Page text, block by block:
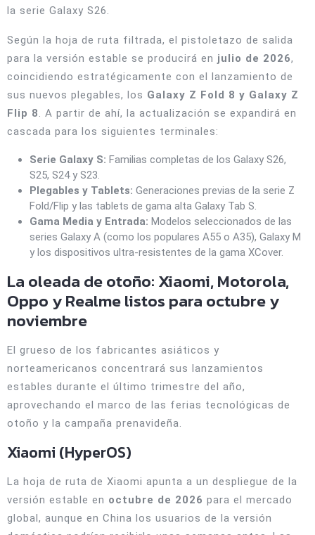
la serie Galaxy S26.
Según la hoja de ruta filtrada, el pistoletazo de salida
para la versión estable se producirá en julio de 2026,
coincidiendo estratégicamente con el lanzamiento de
sus nuevos plegables, los Galaxy Z Fold 8 y Galaxy Z
Flip 8. A partir de ahí, la actualización se expandirá en
cascada para los siguientes terminales:
Serie Galaxy S: Familias completas de los Galaxy S26,
S25, S24 y S23.
Plegables y Tablets: Generaciones previas de la serie Z
Fold/Flip y las tablets de gama alta Galaxy Tab S.
Gama Media y Entrada: Modelos seleccionados de las
series Galaxy A (como los populares A55 o A35), Galaxy M
y los dispositivos ultra-resistentes de la gama XCover.
La oleada de otoño: Xiaomi, Motorola,
Oppo y Realme listos para octubre y
noviembre
El grueso de los fabricantes asiáticos y
norteamericanos concentrará sus lanzamientos
estables durante el último trimestre del año,
aprovechando el marco de las ferias tecnológicas de
otoño y la campaña prenavideña.
Xiaomi (HyperOS)
La hoja de ruta de Xiaomi apunta a un despliegue de la
versión estable en octubre de 2026 para el mercado
global, aunque en China los usuarios de la versión